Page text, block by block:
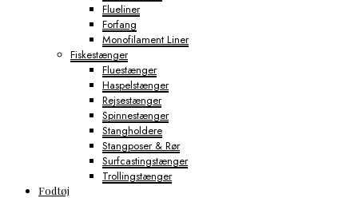
Flueliner
Forfang
Monofilament Liner
Fiskestænger
Fluestænger
Haspelstænger
Rejsestænger
Spinnestænger
Stangholdere
Stangposer & Rør
Surfcastingstænger
Trollingstænger
Fodtøj